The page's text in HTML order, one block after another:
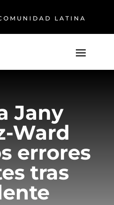
LATINA
Jany
Ward
errores
tras